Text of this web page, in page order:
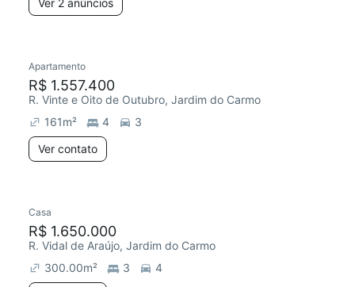
Ver 2 anúncios
Apartamento
R$ 1.557.400
R. Vinte e Oito de Outubro, Jardim do Carmo
161m² 4
3
Ver contato
Casa
R$ 1.650.000
R. Vidal de Araújo, Jardim do Carmo
300.00m² 3
4